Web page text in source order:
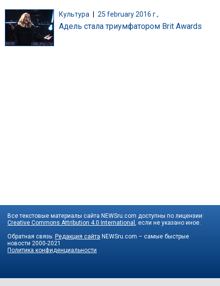
Культура 25 february 2016 г.,
Адель стала триумфатором Brit Awards
Все текстовые материалы сайта NEWSru.com доступны по лицензии:
Creative Commons Attribution 4.0 International
, если не указано иное.
Обратная связь: Редакция сайта NEWSru.com – самые быстрые
новости 2000-2021
Политика конфиденциальности